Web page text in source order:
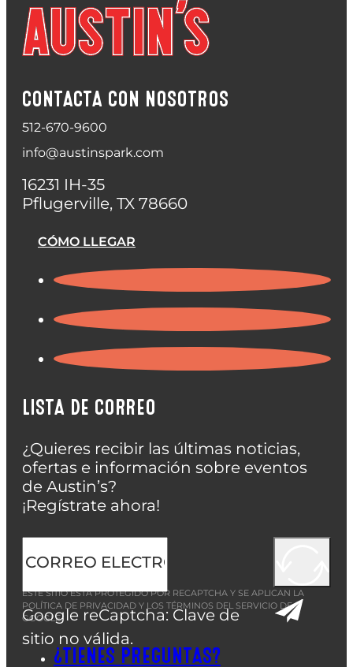
CONTACTA CON NOSOTROS
512-670-9600
info@austinspark.com
16231 IH-35
Pflugerville, TX 78660
CÓMO LLEGAR
LISTA DE CORREO
¿Quieres recibir las últimas noticias,
ofertas e información sobre eventos
de Austin’s?
¡Regístrate ahora!
Google reCaptcha: Clave de
sitio no válida.
ESTE SITIO ESTÁ PROTEGIDO POR RECAPTCHA Y SE APLICAN LA
POLÍTICA DE PRIVACIDAD Y LOS TÉRMINOS DEL SERVICIO DE
GOOGLE.
¿TIENES PREGUNTAS?